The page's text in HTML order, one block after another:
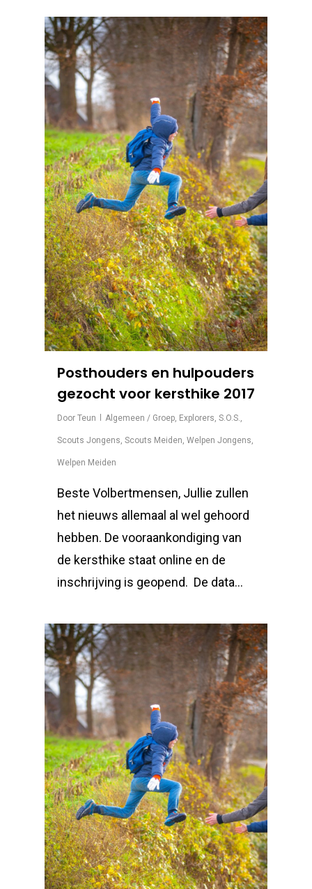
Posthouders en hulpouders
gezocht voor kersthike 2017
Door Teun Algemeen / Groep, Explorers, S.O.S.,
Scouts Jongens, Scouts Meiden, Welpen Jongens,
Welpen Meiden
Beste Volbertmensen, Jullie zullen
het nieuws allemaal al wel gehoord
hebben. De vooraankondiging van
de kersthike staat online en de
inschrijving is geopend. De data…